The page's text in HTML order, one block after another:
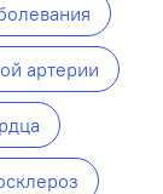
артерии